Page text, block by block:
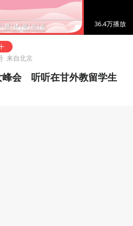
01:09
36.4万播放
来自北京
峰会 听听在甘外教留学生